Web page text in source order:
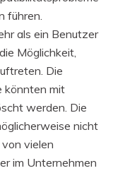
führen.
als ein Benutzer
Möglichkeit,
Die
könnten mit
werden. Die
nicht
vielen
im Unternehmen